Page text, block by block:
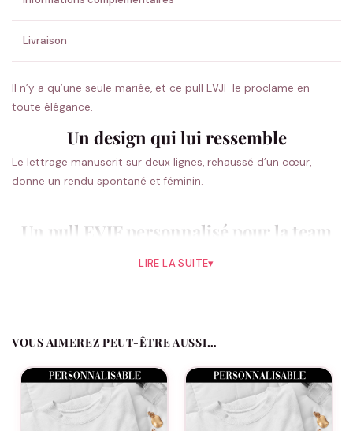
Livraison
Il n’y a qu’une seule mariée, et ce pull EVJF le proclame en
toute élégance.
Un design qui lui ressemble
Le lettrage manuscrit sur deux lignes, rehaussé d’un cœur,
donne un rendu spontané et féminin.
Un pull EVJF personnalisé pour la team
Confortable et chaud, ce pull EVJF enveloppe la team dans une
Comment se distingue ce modèle ?
Le lettrage manuscrit sur deux lignes, rehaussé d’un cœur,
donne un rendu spontané et féminin.
LIRE LA SUITE▾
VOUS AIMEREZ PEUT-ÊTRE AUSSI…